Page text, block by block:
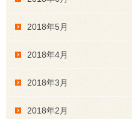
2018年5月
2018年4月
2018年3月
2018年2月